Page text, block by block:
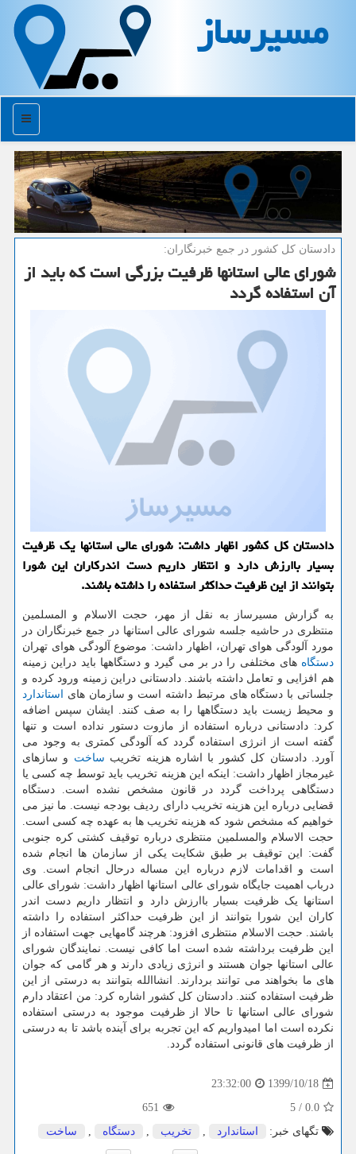
مسیرساز
منو
دادستان كل كشور در جمع خبرنگاران:
شورای عالی استانها ظرفیت بزرگی است كه باید از
آن استفاده گردد
دادستان کل کشور اظهار داشت: شورای عالی استانها یک ظرفیت
بسیار باارزش دارد و انتظار داریم دست اندرکاران این شورا
بتوانند از این ظرفیت حداکثر استفاده را داشته باشند.
به گزارش مسیرساز به نقل از مهر، حجت الاسلام و المسلمین
منتظری در حاشیه جلسه شورای عالی استانها در جمع خبرنگاران در
مورد آلودگی هوای تهران، اظهار داشت: موضوع آلودگی هوای تهران
دستگاه های مختلفی را در بر می گیرد و دستگاهها باید دراین زمینه
هم افزایی و تعامل داشته باشند. دادستانی دراین زمینه ورود کرده و
جلساتی با دستگاه های مرتبط داشته است و سازمان های استاندارد
و محیط زیست باید دستگاهها را به صف کنند. ایشان سپس اضافه
کرد: دادستانی درباره استفاده از مازوت دستور نداده است و تنها
گفته است از انرژی استفاده گردد که آلودگی کمتری به وجود می
آورد. دادستان کل کشور با اشاره هزینه تخریب ساخت و سازهای
غیرمجاز اظهار داشت: اینکه این هزینه تخریب باید توسط چه کسی یا
دستگاهی پرداخت گردد در قانون مشخص نشده است. دستگاه
قضایی درباره این هزینه تخریب دارای ردیف بودجه نیست. ما نیز می
خواهیم که مشخص شود که هزینه تخریب ها به عهده چه کسی است.
حجت الاسلام والمسلمین منتظری درباره توقیف کشتی کره جنوبی
گفت: این توقیف بر طبق شکایت یکی از سازمان ها انجام شده
است و اقدامات لازم درباره این مساله درحال انجام است. وی
درباب اهمیت جایگاه شورای عالی استانها اظهار داشت: شورای عالی
استانها یک ظرفیت بسیار باارزش دارد و انتظار داریم دست اندر
کاران این شورا بتوانند از این ظرفیت حداکثر استفاده را داشته
باشند. حجت الاسلام منتظری افزود: هرچند گامهایی جهت استفاده از
این ظرفیت برداشته شده است اما کافی نیست. نمایندگان شورای
عالی استانها جوان هستند و انرژی زیادی دارند و هر گامی که جوان
های ما بخواهند می توانند بردارند. انشاالله بتوانند به درستی از این
ظرفیت استفاده کنند. دادستان کل کشور اشاره کرد: من اعتقاد دارم
شورای عالی استانها تا حالا از ظرفیت موجود به درستی استفاده
نکرده است اما امیدواریم که این تجربه برای آینده باشد تا به درستی
از ظرفیت های قانونی استفاده گردد.
1399/10/18
23:32:00
0.0
/
5
651
تگهای خبر:
استاندارد , تخریب , دستگاه , ساخت